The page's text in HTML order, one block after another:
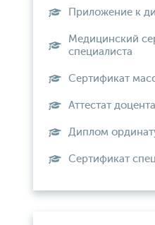
Приложение к
Медицинский
специалиста
Сертификат
Аттестат доцента
Диплом
Сертификат